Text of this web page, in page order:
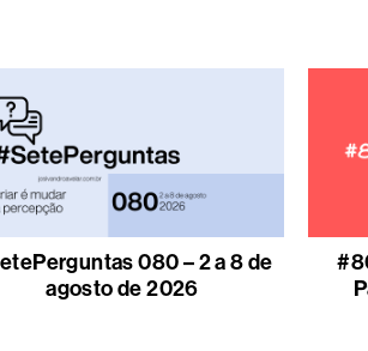
080 – 2 a 8 de
agosto de 2026